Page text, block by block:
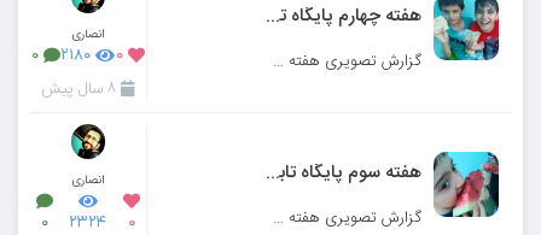
هفته چهارم پایگاه تابستانی
گزارش تصویری هفته چهارم پایگاه تابستانی مدرسه میزان کرج
انصاری
۰ ۲۱۸۰ ۰
۸ سال پیش
هفته سوم پایگاه تابستانی
گزارش تصویری هفته سوم پایگاه تابستانی مدرسه میزان کرج
انصاری
۰ ۲۳۲۴ ۰